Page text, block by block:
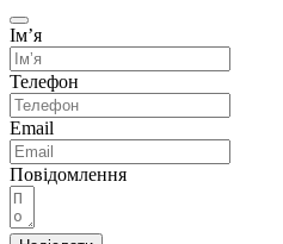
Імʼя
Телефон
Email
Повідомлення